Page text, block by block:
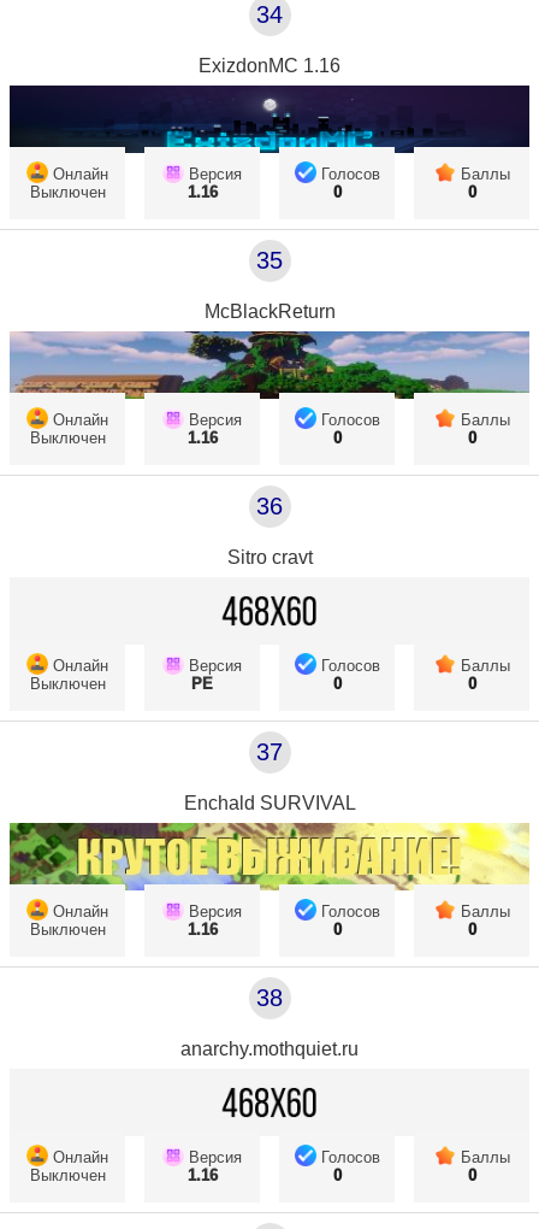
34
ExizdonMC 1.16
Онлайн
Выключен
Версия
1.16
Голосов
0
Баллы
0
35
McBlackReturn
Онлайн
Выключен
Версия
1.16
Голосов
0
Баллы
0
36
Sitro cravt
Онлайн
Выключен
Версия
PE
Голосов
0
Баллы
0
37
Enchald SURVIVAL
Онлайн
Выключен
Версия
1.16
Голосов
0
Баллы
0
38
anarchy.mothquiet.ru
Онлайн
Выключен
Версия
1.16
Голосов
0
Баллы
0